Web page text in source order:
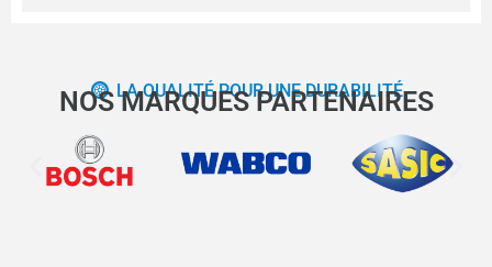
LA QUALITÉ POUR UNE DURABILITÉ
NOS MARQUES PARTENAIRES